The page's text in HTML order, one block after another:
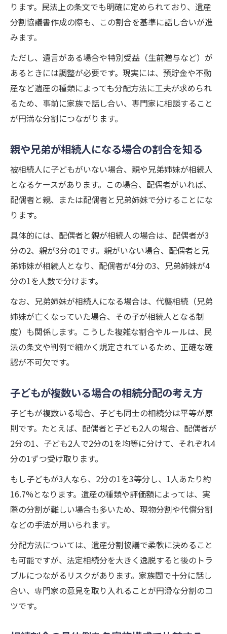
ります。民法上の条文でも明確に定められており、遺産
分割協議書作成の際も、この割合を基準に話し合いが進
みます。
ただし、遺言がある場合や特別受益（生前贈与など）が
あるときには調整が必要です。現実には、預貯金や不動
産など遺産の種類によっても分配方法に工夫が求められ
るため、事前に家族で話し合い、専門家に相談すること
が円満な分割につながります。
親や兄弟が相続人になる場合の割合を知る
被相続人に子どもがいない場合、親や兄弟姉妹が相続人
となるケースがあります。この場合、配偶者がいれば、
配偶者と親、または配偶者と兄弟姉妹で分けることにな
ります。
具体的には、配偶者と親が相続人の場合は、配偶者が3
分の2、親が3分の1です。親がいない場合、配偶者と兄
弟姉妹が相続人となり、配偶者が4分の3、兄弟姉妹が4
分の1を人数で分けます。
なお、兄弟姉妹が相続人になる場合は、代襲相続（兄弟
姉妹が亡くなっていた場合、その子が相続人となる制
度）も関係します。こうした複雑な割合やルールは、民
法の条文や判例で細かく規定されているため、正確な確
認が不可欠です。
子どもが複数いる場合の相続分配の考え方
子どもが複数いる場合、子ども同士の相続分は平等が原
則です。たとえば、配偶者と子ども2人の場合、配偶者が
2分の1、子ども2人で2分の1を均等に分けて、それぞれ4
分の1ずつ受け取ります。
もし子どもが3人なら、2分の1を3等分し、1人あたり約
16.7%となります。遺産の種類や評価額によっては、実
際の分割が難しい場合も多いため、現物分割や代償分割
などの手法が用いられます。
分配方法については、遺産分割協議で柔軟に決めること
も可能ですが、法定相続分を大きく逸脱すると後のトラ
ブルにつながるリスクがあります。家族間で十分に話し
合い、専門家の意見を取り入れることが円滑な分割のコ
ツです。